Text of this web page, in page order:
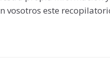
vosotros este